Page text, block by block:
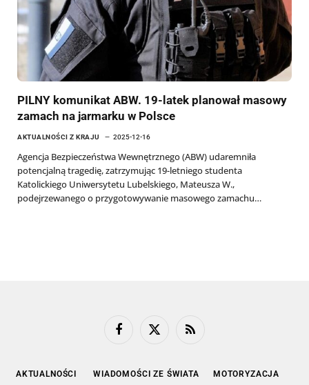
PILNY komunikat ABW. 19-latek planował masowy
zamach na jarmarku w Polsce
AKTUALNOŚCI Z KRAJU 2025-12-16
Agencja Bezpieczeństwa Wewnętrznego (ABW) udaremniła
potencjalną tragedię, zatrzymując 19-letniego studenta
Katolickiego Uniwersytetu Lubelskiego, Mateusza W.,
podejrzewanego o przygotowywanie masowego zamachu…
FacebookX
RSS
AKTUALNOŚCI WIADOMOŚCI ZE ŚWIATA MOTORYZACJA